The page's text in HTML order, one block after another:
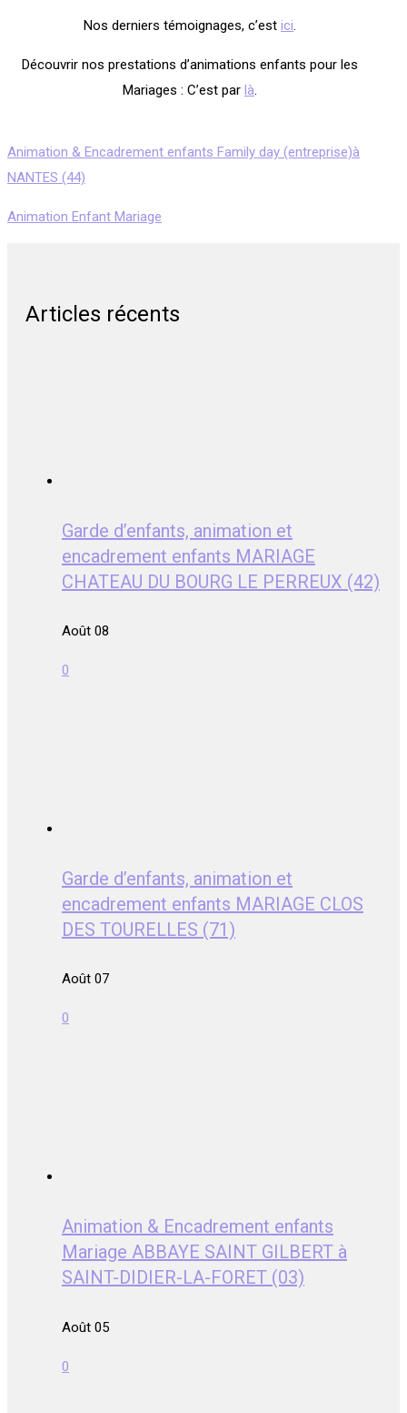
Nos derniers témoignages, c’est ici.
Découvrir nos prestations d’animations enfants pour les
Mariages : C’est par là.
Animation & Encadrement enfants Family day (entreprise)à
NANTES (44)
Animation Enfant Mariage
Articles récents
Garde d’enfants, animation et
encadrement enfants MARIAGE
CHATEAU DU BOURG LE PERREUX (42)
Août 08
0
Garde d’enfants, animation et
encadrement enfants MARIAGE CLOS
DES TOURELLES (71)
Août 07
0
Animation & Encadrement enfants
Mariage ABBAYE SAINT GILBERT à
SAINT-DIDIER-LA-FORET (03)
Août 05
0